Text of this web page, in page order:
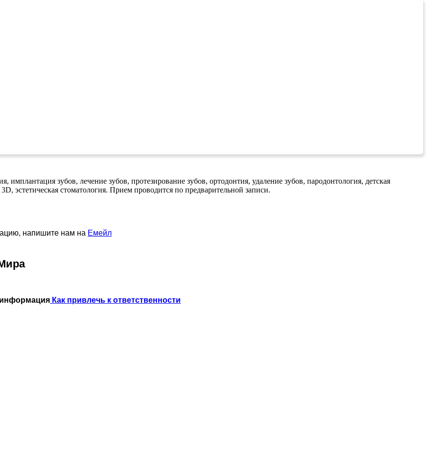
имплантация зубов, лечение зубов, протезирование зубов, ортодонтия, удаление зубов, пародонтология, детская
эстетическая стоматология. Прием проводится по предварительной записи.
напишите нам на Емейл
информация Как привлечь к ответственности